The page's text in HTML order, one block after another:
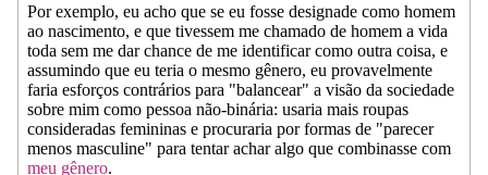
Por exemplo, eu acho que se eu fosse designade como homem
ao nascimento, e que tivessem me chamado de homem a vida
toda sem me dar chance de me identificar como outra coisa, e
assumindo que eu teria o mesmo gênero, eu provavelmente
faria esforços contrários para "balancear" a visão da sociedade
sobre mim como pessoa não-binária: usaria mais roupas
consideradas femininas e procuraria por formas de "parecer
menos masculine" para tentar achar algo que combinasse com
meu gênero.